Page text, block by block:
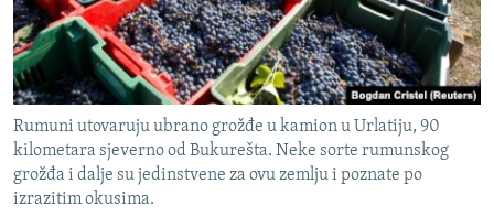
Rumuni utovaruju ubrano grožđe u kamion u Urlatiju, 90
kilometara sjeverno od Bukurešta. Neke sorte rumunskog
grožđa i dalje su jedinstvene za ovu zemlju i poznate po
izrazitim okusima.